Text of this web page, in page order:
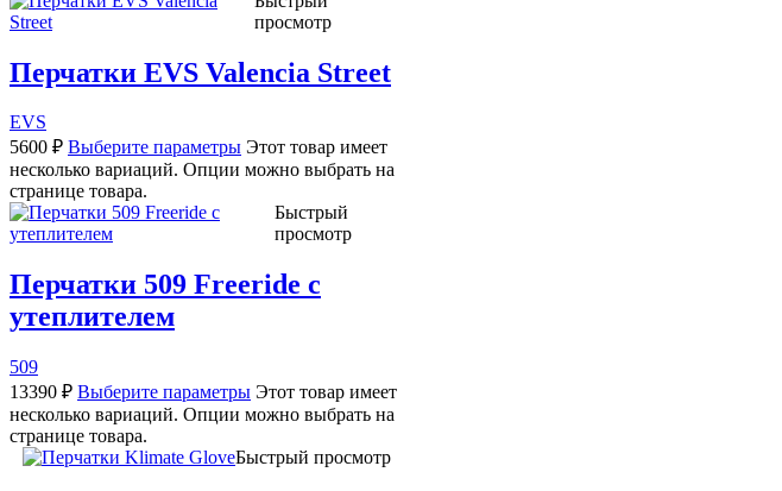
просмотр
Перчатки EVS Valencia Street
EVS
5600 ₽ Выберите параметры Этот товар имеет
несколько вариаций. Опции можно выбрать на
странице товара.
Быстрый
просмотр
Перчатки 509 Freeride с
утеплителем
509
13390 ₽ Выберите параметры Этот товар имеет
несколько вариаций. Опции можно выбрать на
странице товара.
Быстрый просмотр